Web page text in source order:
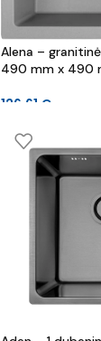
Alena –
490 mm x 490
126.61 €